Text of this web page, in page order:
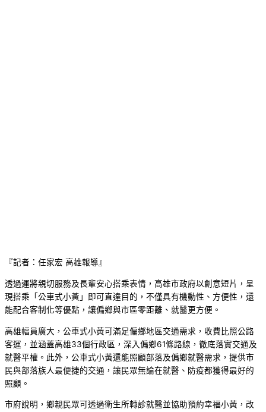
『記者：任家宏 高雄報導』
透過運將親切服務及長輩安心搭乘表情，高雄市政府以創意短片，呈
現搭乘「公車式小黃」即可直達目的，不僅具有機動性、方便性，還
能配合客制化等優點，讓偏鄉與市區零距離、就醫更方便。
高雄幅員廣大，公車式小黃可滿足偏鄉地區交通需求，收費比照公路
客運，並涵蓋高雄33個行政區，深入偏鄉61條路線，徹底落實交通及
就醫平權。此外，公車式小黃還能照顧部落及偏鄉就醫需求，提供市
民與部落族人最便捷的交通，讓民眾無論在就醫、防疫都獲得最好的
照顧。
市府說明，鄉親民眾可透過衛生所轉診就醫並協助預約幸福小黃，改